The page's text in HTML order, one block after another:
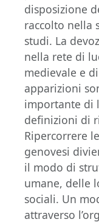
disposizione
raccolto nella
studi. La
nella rete di
medievale e
apparizioni
importante di
definizioni di
Ripercorrere
genovesi
il modo di
umane, delle
sociali. Un
attraverso